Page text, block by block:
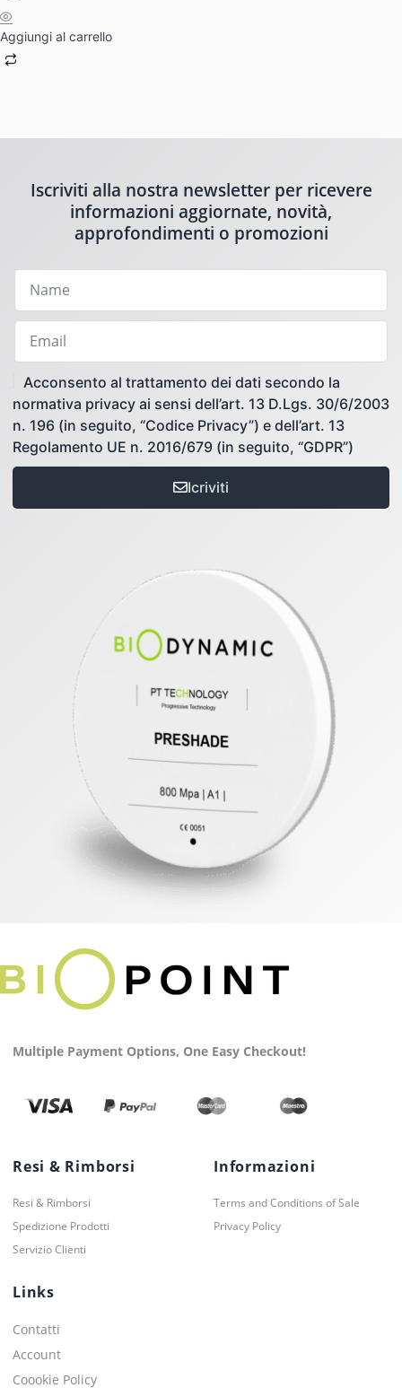
Aggiungi al carrello
Iscriviti alla nostra newsletter per ricevere
informazioni aggiornate, novità,
approfondimenti o promozioni
Acconsento al trattamento dei dati secondo la
normativa privacy ai sensi dell’art. 13 D.Lgs. 30/6/2003
n. 196 (in seguito, “Codice Privacy”) e dell’art. 13
Regolamento UE n. 2016/679 (in seguito, “GDPR”)
Icriviti
Multiple Payment Options, One Easy Checkout!
Resi & Rimborsi
Resi & Rimborsi
Spedizione Prodotti
Servizio Clienti
Informazioni
Terms and Conditions of Sale
Privacy Policy
Links
Contatti
Account
Coookie Policy